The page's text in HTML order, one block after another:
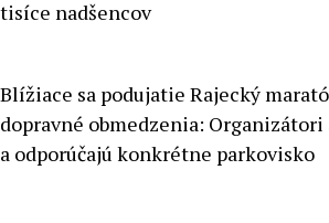
tisíce nadšencov
Blížiace sa podujatie Rajecký
dopravné obmedzenia:
a odporúčajú konkrétne parkovisko